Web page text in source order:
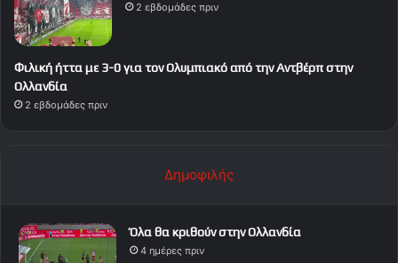
2 εβδομάδες πριν
Φιλική ήττα με 3-0 για τον Ολυμπιακό από την Αντβέρπ στην
Ολλανδία
2 εβδομάδες πριν
Δημοφιλής
Όλα θα κριθούν στην Ολλανδία
4 ημέρες πριν